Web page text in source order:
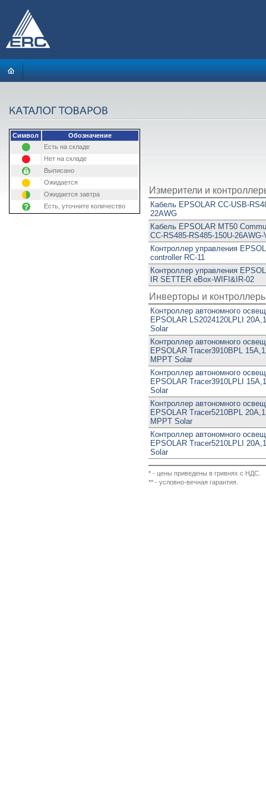
Символ
Обозначение
Есть на складе
Нет на складе
Выписано
Ожидается
Ожидается завтра
Есть, уточните количество
Измерители и
Кабель EPSOLAR CC-USB-
22AWG
Кабель EPSOLAR MT50
CC-RS485-RS485-150U-26AWG-
Контроллер управления
controller RC-11
Контроллер управления
IR SETTER eBox-WIFI&IR-02
Инверторы и
Контроллер автономного
EPSOLAR LS2024120LPLI
Solar
Контроллер автономного
EPSOLAR Tracer3910BPL
MPPT Solar
Контроллер автономного
EPSOLAR Tracer3910LPLI
Solar
Контроллер автономного
EPSOLAR Tracer5210BPL
MPPT Solar
Контроллер автономного
EPSOLAR Tracer5210LPLI
Solar
* - цены приведены в гривнях с НДС.
** - условно-вечная гарантия.